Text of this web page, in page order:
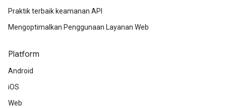
Praktik terbaik keamanan API
Mengoptimalkan Penggunaan Layanan Web
Platform
Android
iOS
Web